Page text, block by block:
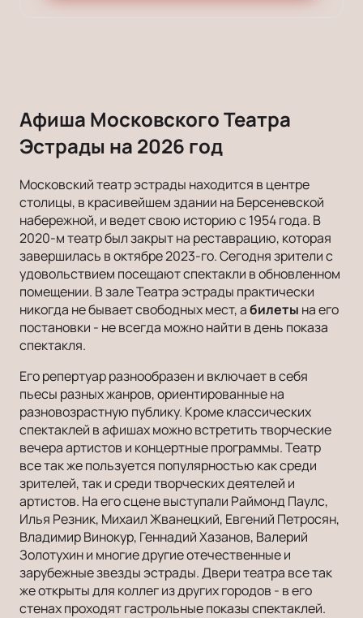
Афиша Московского Театра
Эстрады на 2026 год
Московский театр эстрады находится в центре
столицы, в красивейшем здании на Берсеневской
набережной, и ведет свою историю с 1954 года. В
2020-м театр был закрыт на реставрацию, которая
завершилась в октябре 2023-го. Сегодня зрители с
удовольствием посещают спектакли в обновленном
помещении. В зале Театра эстрады практически
никогда не бывает свободных мест, абилеты на его
постановки - не всегда можно найти в день показа
спектакля.
Его репертуар разнообразен и включает в себя
пьесы разных жанров, ориентированные на
разновозрастную публику. Кроме классических
спектаклей в афишах можно встретить творческие
вечера артистов и концертные программы. Театр
все так же пользуется популярностью как среди
зрителей, так и среди творческих деятелей и
артистов. На его сцене выступали Раймонд Паулс,
Илья Резник, Михаил Жванецкий, Евгений Петросян,
Владимир Винокур, Геннадий Хазанов, Валерий
Золотухин и многие другие отечественные и
зарубежные звезды эстрады. Двери театра все так
же открыты для коллег из других городов - в его
стенах проходят гастрольные показы спектаклей.